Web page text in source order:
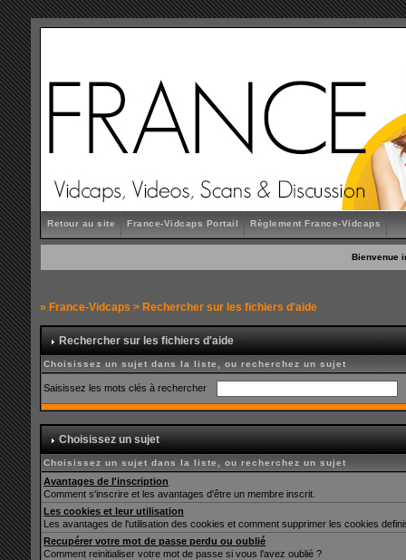
Retour au site France-Vidcaps Portail Règlement France-Vidcaps
Bienvenue
» France-Vidcaps > Rechercher sur les fichiers d'aide
Rechercher sur les fichiers d'aide
Choisissez un sujet dans la liste, ou recherchez un sujet
Saisissez les mots clés à rechercher
Choisissez un sujet
Choisissez un sujet dans la liste, ou recherchez un sujet
Avantages de l'inscription
Comment s'inscrire et les avantages d'être un membre inscrit.
Les cookies et leur utilisation
Les avantages de l'utilisation des cookies et comment supprimer les cookies
Recupérer votre mot de passe perdu ou oublié
Comment reinitialiser votre mot de passe si vous l'avez oublié ?